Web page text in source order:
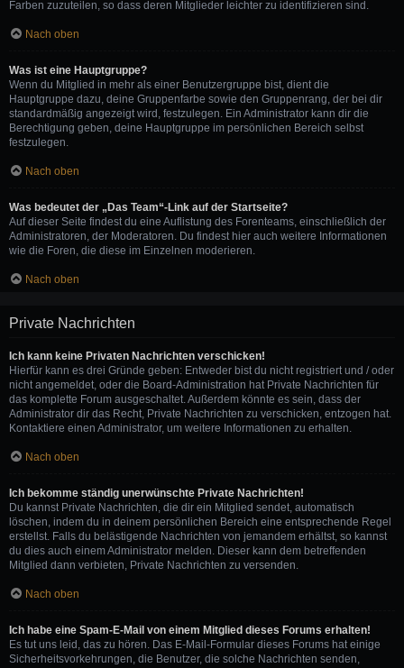
Farben zuzuteilen, so dass deren Mitglieder leichter zu identifizieren sind.
Nach oben
Was ist eine Hauptgruppe?
Wenn du Mitglied in mehr als einer Benutzergruppe bist, dient die
Hauptgruppe dazu, deine Gruppenfarbe sowie den Gruppenrang, der bei dir
standardmäßig angezeigt wird, festzulegen. Ein Administrator kann dir die
Berechtigung geben, deine Hauptgruppe im persönlichen Bereich selbst
festzulegen.
Nach oben
Was bedeutet der „Das Team“-Link auf der Startseite?
Auf dieser Seite findest du eine Auflistung des Forenteams, einschließlich der
Administratoren, der Moderatoren. Du findest hier auch weitere Informationen
wie die Foren, die diese im Einzelnen moderieren.
Nach oben
Private Nachrichten
Ich kann keine Privaten Nachrichten verschicken!
Hierfür kann es drei Gründe geben: Entweder bist du nicht registriert und / oder
nicht angemeldet, oder die Board-Administration hat Private Nachrichten für
das komplette Forum ausgeschaltet. Außerdem könnte es sein, dass der
Administrator dir das Recht, Private Nachrichten zu verschicken, entzogen hat.
Kontaktiere einen Administrator, um weitere Informationen zu erhalten.
Nach oben
Ich bekomme ständig unerwünschte Private Nachrichten!
Du kannst Private Nachrichten, die dir ein Mitglied sendet, automatisch
löschen, indem du in deinem persönlichen Bereich eine entsprechende Regel
erstellst. Falls du belästigende Nachrichten von jemandem erhältst, so kannst
du dies auch einem Administrator melden. Dieser kann dem betreffenden
Mitglied dann verbieten, Private Nachrichten zu versenden.
Nach oben
Ich habe eine Spam-E-Mail von einem Mitglied dieses Forums erhalten!
Es tut uns leid, das zu hören. Das E-Mail-Formular dieses Forums hat einige
Sicherheitsvorkehrungen, die Benutzer, die solche Nachrichten senden,